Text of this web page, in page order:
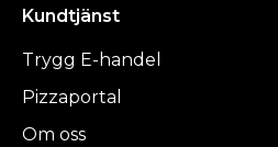
Kundtjänst
Trygg E-handel
Pizzaportal
Om oss